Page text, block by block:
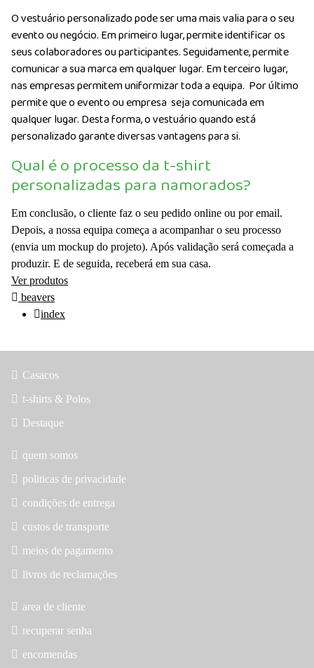
O vestuário personalizado pode ser uma mais valia para o seu
evento ou negócio. Em primeiro lugar, permite identificar os
seus colaboradores ou participantes. Seguidamente, permite
comunicar a sua marca em qualquer lugar. Em terceiro lugar,
nas empresas permitem uniformizar toda a equipa. Por último
permite que o evento ou empresa seja comunicada em
qualquer lugar. Desta forma, o vestuário quando está
personalizado garante diversas vantagens para si.
Qual é o processo da t-shirt
personalizadas para namorados?
Em conclusão, o cliente faz o seu pedido online ou por email.
Depois, a nossa equipa começa a acompanhar o seu processo
(envia um mockup do projeto). Após validação será começada a
produzir. E de seguida, receberá em sua casa.
Ver produtos
beavers
index
Casacos
t-shirts & Polos
Destaque
quem somos
politicas de privacidade
condições de entrega
custos de transporte
meios de pagamento
livros de reclamações
area de cliente
recuperar senha
encomendas